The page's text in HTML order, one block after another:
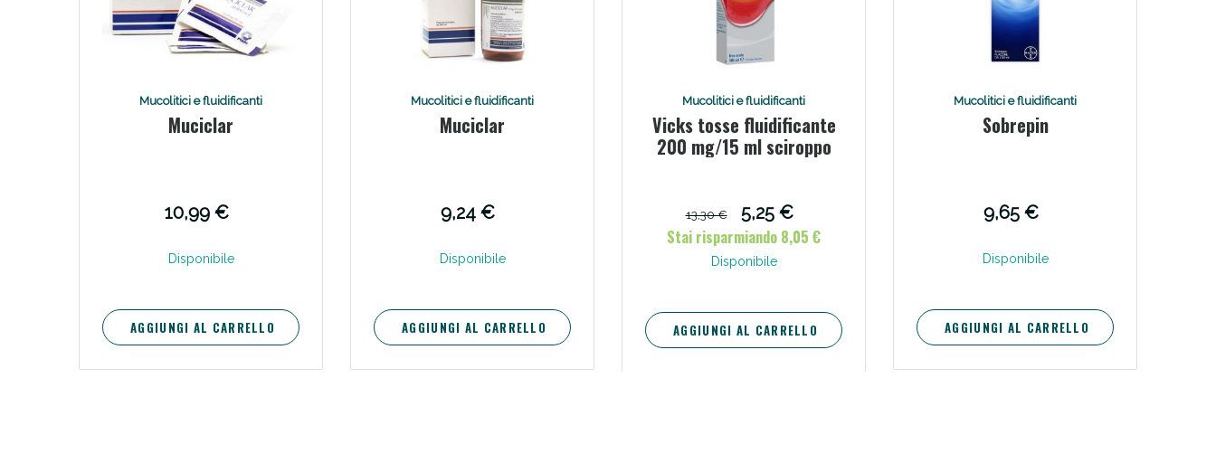
Mucolitici e fluidificanti
Muciclar
10,99 €
Disponibile
AGGIUNGI AL CARRELLO
Mucolitici e fluidificanti
Muciclar
9,24 €
Disponibile
AGGIUNGI AL CARRELLO
Mucolitici e fluidificanti
Vicks tosse fluidificante
200 mg/15 ml sciroppo
13,30 €
5,25 €
Stai risparmiando 8,05 €
Disponibile
AGGIUNGI AL CARRELLO
Mucolitici e fluidificanti
Sobrepin
9,65 €
Disponibile
AGGIUNGI AL CARRELLO